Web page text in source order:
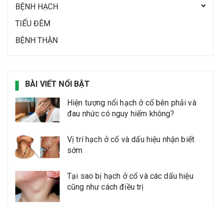
BỆNH HẠCH
TIỂU ĐÊM
BỆNH THẬN
BÀI VIẾT NỔI BẬT
Hiện tượng nổi hạch ở cổ bên phải và
đau nhức có nguy hiểm không?
Vị trí hạch ở cổ và dấu hiệu nhận biết
sớm
Tại sao bị hạch ở cổ và các dấu hiệu
cũng như cách điều trị